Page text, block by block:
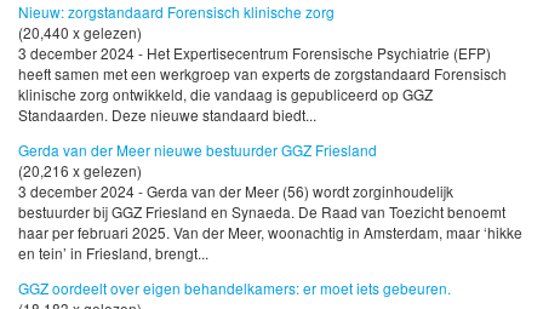
Nieuw: zorgstandaard Forensisch klinische zorg
(20,440 x gelezen)
3 december 2024 - Het Expertisecentrum Forensische Psychiatrie (EFP)
heeft samen met een werkgroep van experts de zorgstandaard Forensisch
klinische zorg ontwikkeld, die vandaag is gepubliceerd op GGZ
Standaarden. Deze nieuwe standaard biedt...
Gerda van der Meer nieuwe bestuurder GGZ Friesland
(20,216 x gelezen)
3 december 2024 - Gerda van der Meer (56) wordt zorginhoudelijk
bestuurder bij GGZ Friesland en Synaeda. De Raad van Toezicht benoemt
haar per februari 2025. Van der Meer, woonachtig in Amsterdam, maar ‘hikke
en tein’ in Friesland, brengt...
GGZ oordeelt over eigen behandelkamers: er moet iets gebeuren.